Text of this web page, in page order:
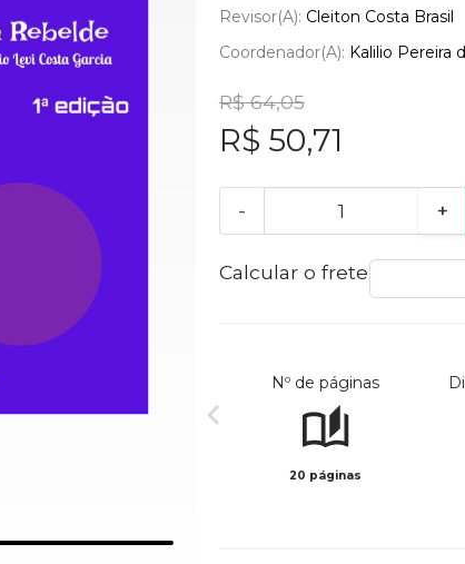
Revisor(a): Cleiton Costa Brasil
Coordenador(a): Kalilio Pereira
R$ 64,05
R$ 50,71
- +
Calcular o frete
Nº de páginas
20 páginas